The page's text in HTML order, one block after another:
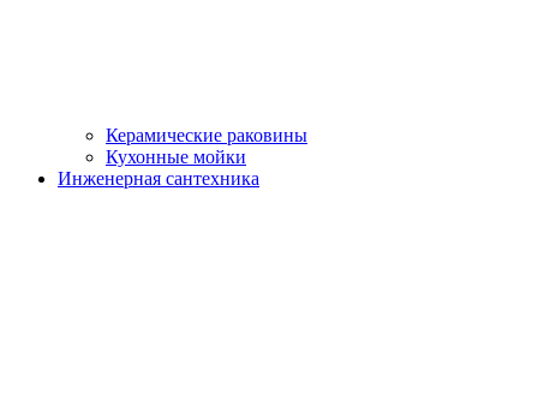
Керамические раковины
Кухонные мойки
Инженерная сантехника